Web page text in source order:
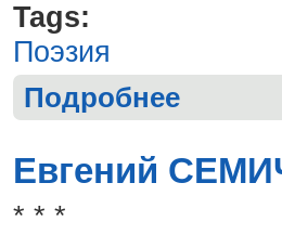
Tags:
Поэзия
Подробнее
Евгений
* * *